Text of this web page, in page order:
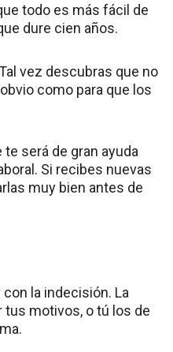
todo es más fácil de
dure cien años.
vez descubras que no
como para que los
será de gran ayuda
Si recibes nuevas
muy bien antes de
la indecisión. La
tus motivos, o tú los de